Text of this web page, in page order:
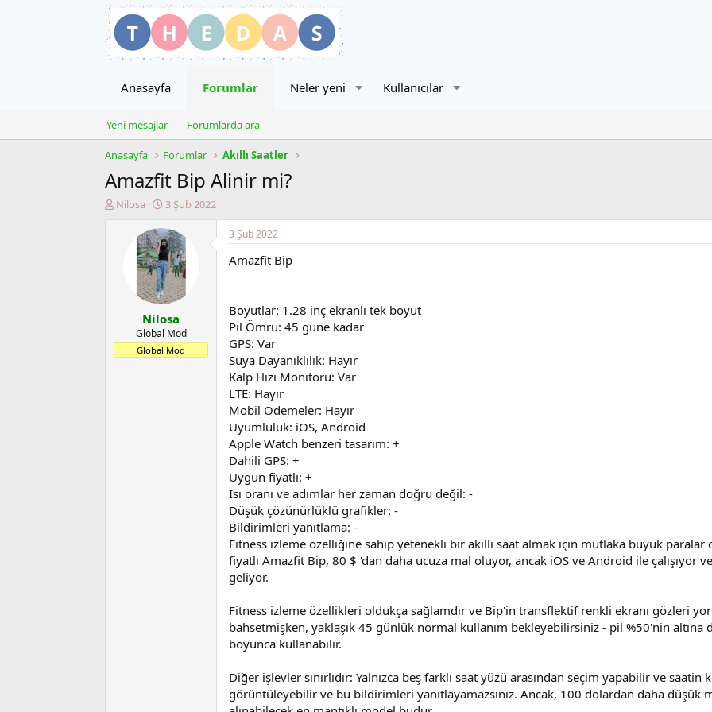
Anasayfa Forumlar Neler yeni Kullanıcılar
Yeni mesajlar Forumlarda ara
Anasayfa Forumlar Akıllı Saatler
Amazfit Bip Alinir mi?
K
a
t
Nilosa
B
ş
l
a
n
g
ı
ç
t
a
r
3 Şub 2022
Nilosa
Global Mod
Global Mod
3 Şub 2022
Amazfit Bip
Boyutlar: 1.28 inç ekranlı tek boyut
Pil Ömrü: 45 güne kadar
GPS: Var
Suya Dayanıklılık: Hayır
Kalp Hızı Monitörü: Var
LTE: Hayır
Mobil Ödemeler: Hayır
Uyumluluk: iOS, Android
Apple Watch benzeri tasarım: +
Dahili GPS: +
Uygun fiyatlı: +
Isı oranı ve adımlar her zaman doğru değil: -
Düşük çözünürlüklü grafikler: -
Bildirimleri yanıtlama: -
Fitness izleme özelliğine sahip yetenekli bir akıllı saat almak için mutlaka büyük
fiyatlı Amazfit Bip, 80 $ 'dan daha ucuza mal oluyor, ancak iOS ve Android ile çalışıyor
geliyor.
Fitness izleme özellikleri oldukça sağlamdır ve Bip'in transflektif renkli ekranı gözleri
bahsetmişken, yaklaşık 45 günlük normal kullanım bekleyebilirsiniz - pil %50'nin
boyunca kullanabilir.
Diğer işlevler sınırlıdır: Yalnızca beş farklı saat yüzü arasından seçim yapabilir ve
görüntüleyebilir ve bu bildirimleri yanıtlayamazsınız. Ancak, 100 dolardan daha düşük